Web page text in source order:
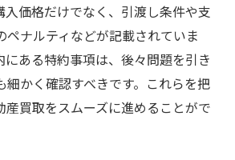
入価格だけでなく、引渡し条件や支
ペナルティなどが記載されていま
にある特約事項は、後々問題を引き
細かく確認すべきです。これらを把
産買取をスムーズに進めることがで